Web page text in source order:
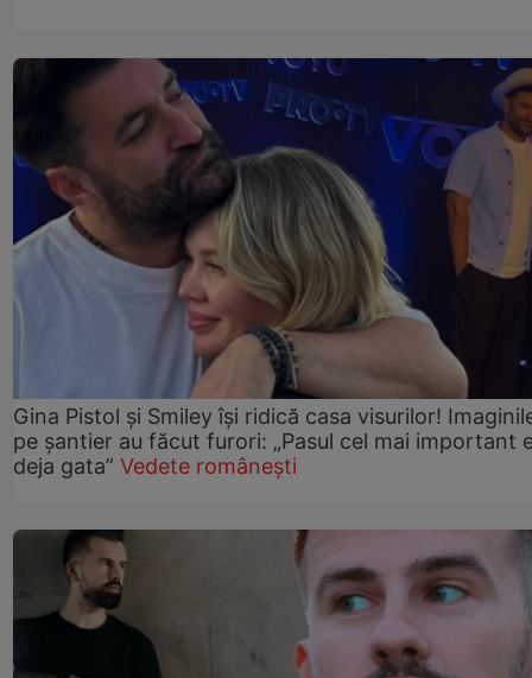
Gina Pistol și Smiley își ridică casa visurilor!
pe șantier au făcut furori: „Pasul cel mai important
deja gata” Vedete românești